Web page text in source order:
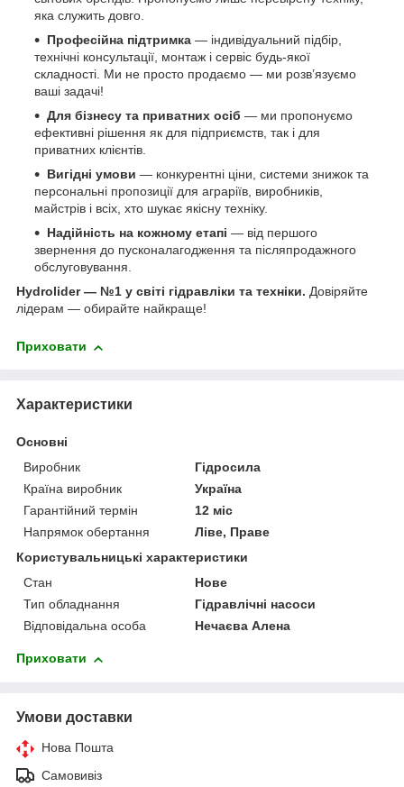
яка служить довго.
Професійна підтримка — індивідуальний підбір,
технічні консультації, монтаж і сервіс будь-якої
складності. Ми не просто продаємо — ми розв’язуємо
ваші задачі!
Для бізнесу та приватних осіб — ми пропонуємо
ефективні рішення як для підприємств, так і для
приватних клієнтів.
Вигідні умови — конкурентні ціни, системи знижок та
персональні пропозиції для аграріїв, виробників,
майстрів і всіх, хто шукає якісну техніку.
Надійність на кожному етапі — від першого
звернення до пусконалагодження та післяпродажного
обслуговування.
Hydrolider — №1 у світі гідравліки та техніки. Довіряйте
лідерам — обирайте найкраще!
Приховати
Характеристики
Основні
Виробник
Гідросила
Країна виробник
Україна
Гарантійний термін
12 міс
Напрямок обертання
Ліве, Праве
Користувальницькі характеристики
Стан
Нове
Тип обладнання
Гідравлічні насоси
Відповідальна особа
Нечаєва Алена
Приховати
Умови доставки
Нова Пошта
Самовивіз